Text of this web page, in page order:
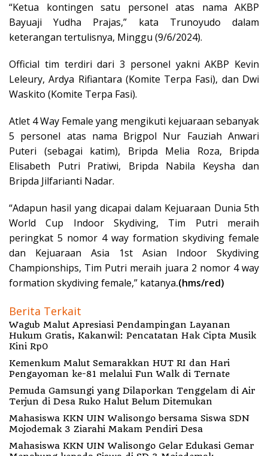
“Ketua kontingen satu personel atas nama AKBP
Bayuaji Yudha Prajas,” kata Trunoyudo dalam
keterangan tertulisnya, Minggu (9/6/2024).
Official tim terdiri dari 3 personel yakni AKBP Kevin
Leleury, Ardya Rifiantara (Komite Terpa Fasi), dan Dwi
Waskito (Komite Terpa Fasi).
Atlet 4 Way Female yang mengikuti kejuaraan sebanyak
5 personel atas nama Brigpol Nur Fauziah Anwari
Puteri (sebagai katim), Bripda Melia Roza, Bripda
Elisabeth Putri Pratiwi, Bripda Nabila Keysha dan
Bripda Jilfarianti Nadar.
“Adapun hasil yang dicapai dalam Kejuaraan Dunia 5th
World Cup Indoor Skydiving, Tim Putri meraih
peringkat 5 nomor 4 way formation skydiving female
dan Kejuaraan Asia 1st Asian Indoor Skydiving
Championships, Tim Putri meraih juara 2 nomor 4 way
formation skydiving female,” katanya.(hms/red)
Berita Terkait
Wagub Malut Apresiasi Pendampingan Layanan
Hukum Gratis, Kakanwil: Pencatatan Hak Cipta Musik
Kini Rp0
Kemenkum Malut Semarakkan HUT RI dan Hari
Pengayoman ke-81 melalui Fun Walk di Ternate
Pemuda Gamsungi yang Dilaporkan Tenggelam di Air
Terjun di Desa Ruko Halut Belum Ditemukan
Mahasiswa KKN UIN Walisongo bersama Siswa SDN
Mojodemak 3 Ziarahi Makam Pendiri Desa
Mahasiswa KKN UIN Walisongo Gelar Edukasi Gemar